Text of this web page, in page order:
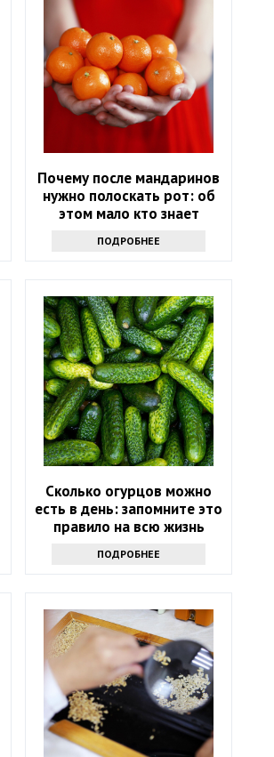
Почему после мандаринов
нужно полоскать рот: об
этом мало кто знает
ПОДРОБНЕЕ
Сколько огурцов можно
есть в день: запомните это
правило на всю жизнь
ПОДРОБНЕЕ